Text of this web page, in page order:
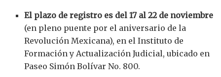
El plazo de registro es del 17 al 22 de noviembre
(en pleno puente por el aniversario de la
Revolución Mexicana), en el Instituto de
Formación y Actualización Judicial, ubicado en
Paseo Simón Bolívar No. 800.